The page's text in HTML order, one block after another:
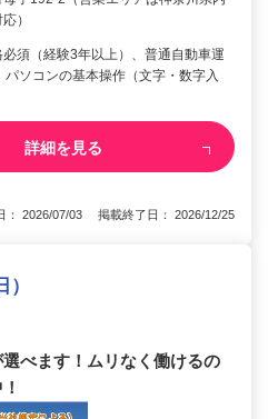
）
須（経験3年以上）、普通自動車運
ソコンの基本操作（文字・数字入
詳細を見る
： 2026/07/03 掲載終了日： 2026/12/25
べます！ムリなく働けるの